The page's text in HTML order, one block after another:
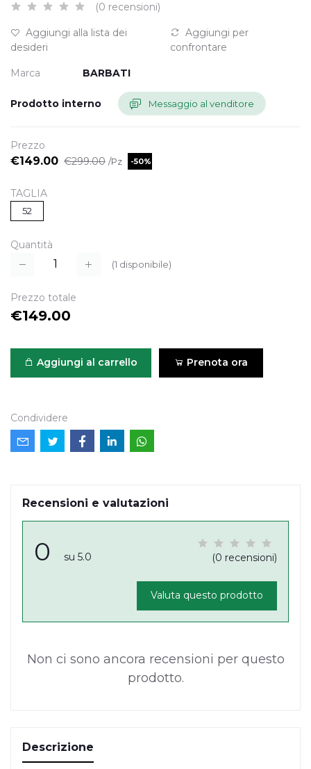
(0 recensioni)
Aggiungi alla lista dei
desideri
Aggiungi per
confrontare
Marca BARBATI
Prodotto interno Messaggio al venditore
Prezzo
€149.00 €299.00 /Pz -50%
TAGLIA
52
Quantità
(1 disponibile)
Prezzo totale
€149.00
Aggiungi al carrello Prenota ora
Condividere
Recensioni e valutazioni
0 su 5.0 (0 recensioni)
Valuta questo prodotto
Non ci sono ancora recensioni per questo
prodotto.
Descrizione